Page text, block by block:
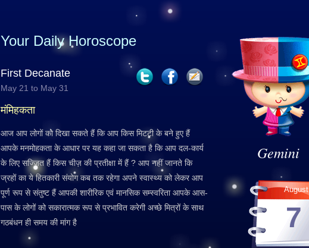
Gemini
August
7
Your Daily Horoscope
First Decanate
May 21 to May 31
मंमिहकता
आज आप लोगों को दिखा सकते हैं कि आप किस मिटटी के बने हुए हैं
आपके मनमोहकता के आधार पर यह कहा जा सकता है कि आप दल-कार्य
के लिए सज्जित हैं किस चीज़ की प्रतीक्षा में हैं ? आप नहीं जानते कि
ज्रहों का ये हितकारी संयोग कब तक रहेगा अपने स्वास्थ्य को लेकर आप
पूर्ण रूप से संतुष्ट हैं आपकी शारीरिक एवं मानसिक सम्स्वरिता आपके आस-
पास के लोगों को सकारात्मक रूप से प्रभावित करेगी अच्छे मित्रों के साथ
गठबंधन ही समय की मांग है